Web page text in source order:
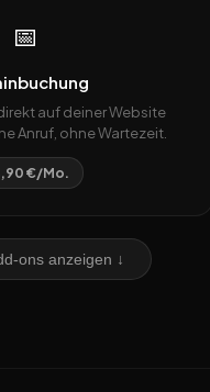
📅
auf deiner Website
Anruf, ohne Wartezeit.
€/Mo.
ons anzeigen ↓